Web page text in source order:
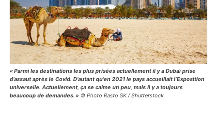
« Parmi les destinations les plus prisées actuellement il y a Dubaï prise
d’assaut après le Covid. D’autant qu’en 2021 le pays accueillait l’Exposition
universelle. Actuellement, ça se calme un peu, mais il y a toujours
beaucoup de demandes. » © Photo Rasto SK / Shutterstock